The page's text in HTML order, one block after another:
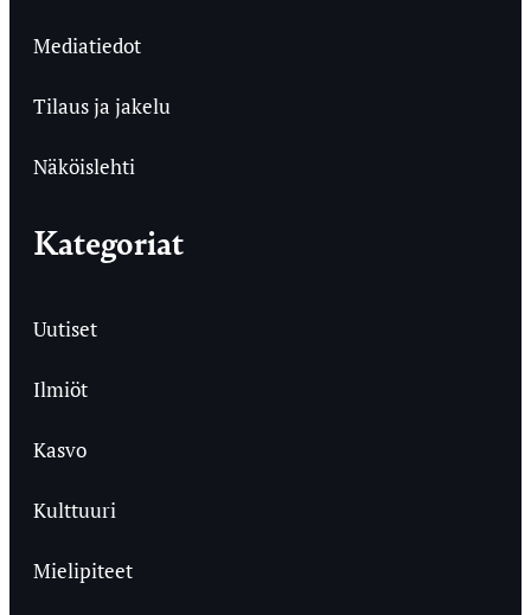
Mediatiedot
Tilaus ja jakelu
Näköislehti
Kategoriat
Uutiset
Ilmiöt
Kasvo
Kulttuuri
Mielipiteet